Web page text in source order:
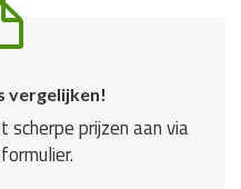
vergelijken!
scherpe prijzen aan via